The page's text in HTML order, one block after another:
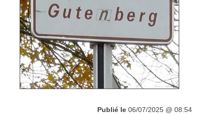
Publié le 06/07/2025 @ 08:54